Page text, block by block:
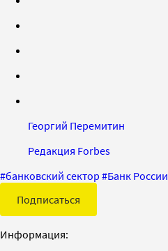
Георгий Перемитин
Редакция Forbes
#банковский сектор #Банк России
Подписаться
Информация: